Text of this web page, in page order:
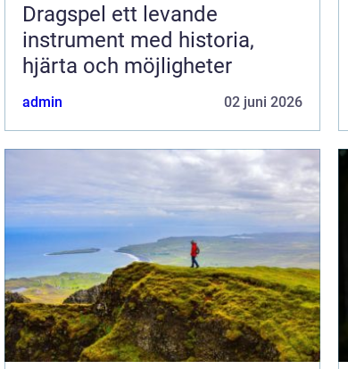
Dragspel ett levande
instrument med historia,
hjärta och möjligheter
admin 02 juni 2026